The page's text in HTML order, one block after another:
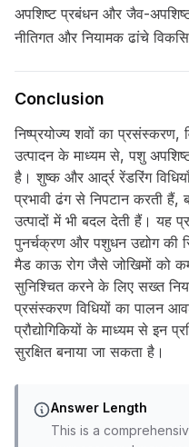
अपशिष्ट प्रबंधन और जैव-
नीतिगत और नियामक ढांचे
Conclusion
निष्प्रयोज्य शवों का
उत्पादन के माध्यम से, पशु
है। शुष्क और आर्द्र रेंडरिंग
प्रभावी ढंग से निपटान करती
उत्पादों में भी बदल देती हैं। यह
पुनर्चक्रण और पशुधन उद्योग की
मैड काऊ रोग जैसे जोखिमों को
सुनिश्चित करने के लिए सख्त
प्रसंस्करण विधियों का पालन
प्रौद्योगिकियों के माध्यम से
सुरक्षित बनाया जा सकता है।
Answer Length
This is a